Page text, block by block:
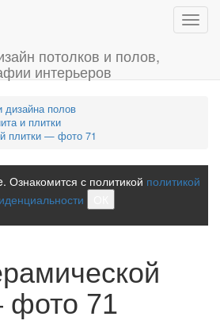
дизайна полов
и плитки
плитки — фото 71
Ознакомится с политикой политикой
фото 71